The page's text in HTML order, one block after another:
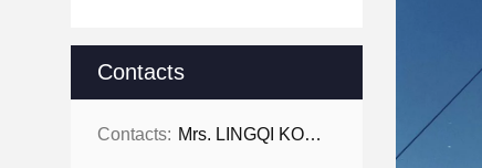
Contacts
Contacts: Mrs. LINGQI KONG